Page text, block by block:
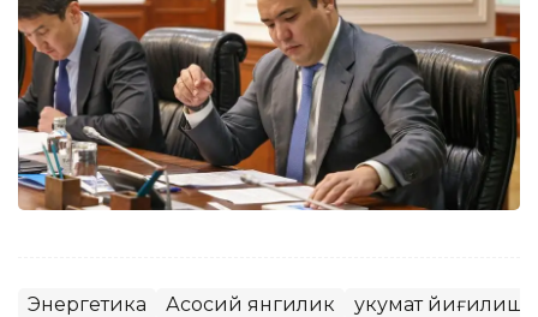
Энергетика Асосий янгилик Ҳукумат йиғилиши